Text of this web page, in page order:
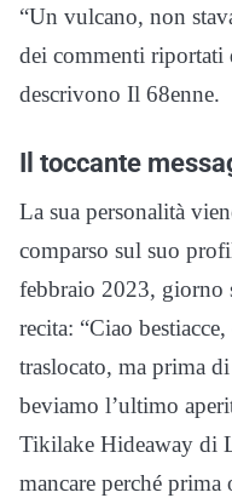
“Un vulcano, non
dei commenti riportati
descrivono Il 68enne.
Il toccante
La sua personalità
comparso sul suo
febbraio 2023, giorno
recita: “Ciao
traslocato, ma prima
beviamo l’ultimo
Tikilake Hideaway di
mancare perché prima